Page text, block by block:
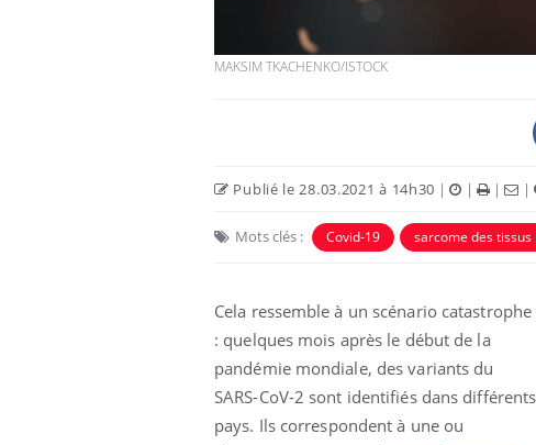
MAKSIM TKACHENKO/ISTOCK
Publié le 28.03.2021 à 14h30 | | | |
Mots clés : Covid-19 sarcome des tissus
Cela ressemble à un scénario catastrophe
: quelques mois après le début de la
pandémie mondiale, des variants du
SARS-CoV-2 sont identifiés dans différents
pays. Ils correspondent à une ou
Youtube
carence en fer sont multiples ce qui la rend
osait en
patients